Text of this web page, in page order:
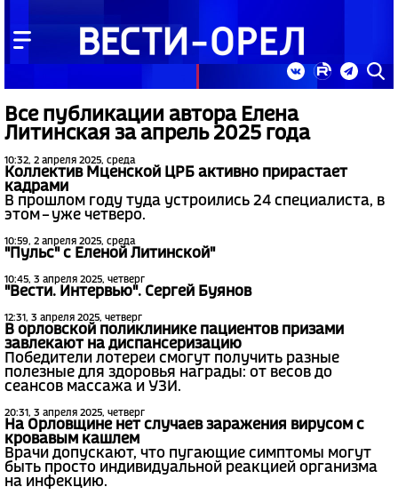
Все публикации автора Елена
Литинская за апрель 2025 года
10:32, 2 апреля 2025, среда
Коллектив Мценской ЦРБ активно прирастает
кадрами
В прошлом году туда устроились 24 специалиста, в
этом – уже четверо.
10:59, 2 апреля 2025, среда
"Пульс" с Еленой Литинской"
10:45, 3 апреля 2025, четверг
"Вести. Интервью". Сергей Буянов
12:31, 3 апреля 2025, четверг
В орловской поликлинике пациентов призами
завлекают на диспансеризацию
Победители лотереи смогут получить разные
полезные для здоровья награды: от весов до
сеансов массажа и УЗИ.
20:31, 3 апреля 2025, четверг
На Орловщине нет случаев заражения вирусом с
кровавым кашлем
Врачи допускают, что пугающие симптомы могут
быть просто индивидуальной реакцией организма
на инфекцию.